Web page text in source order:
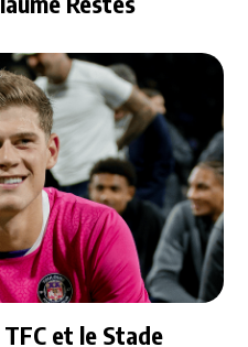
et le Stade